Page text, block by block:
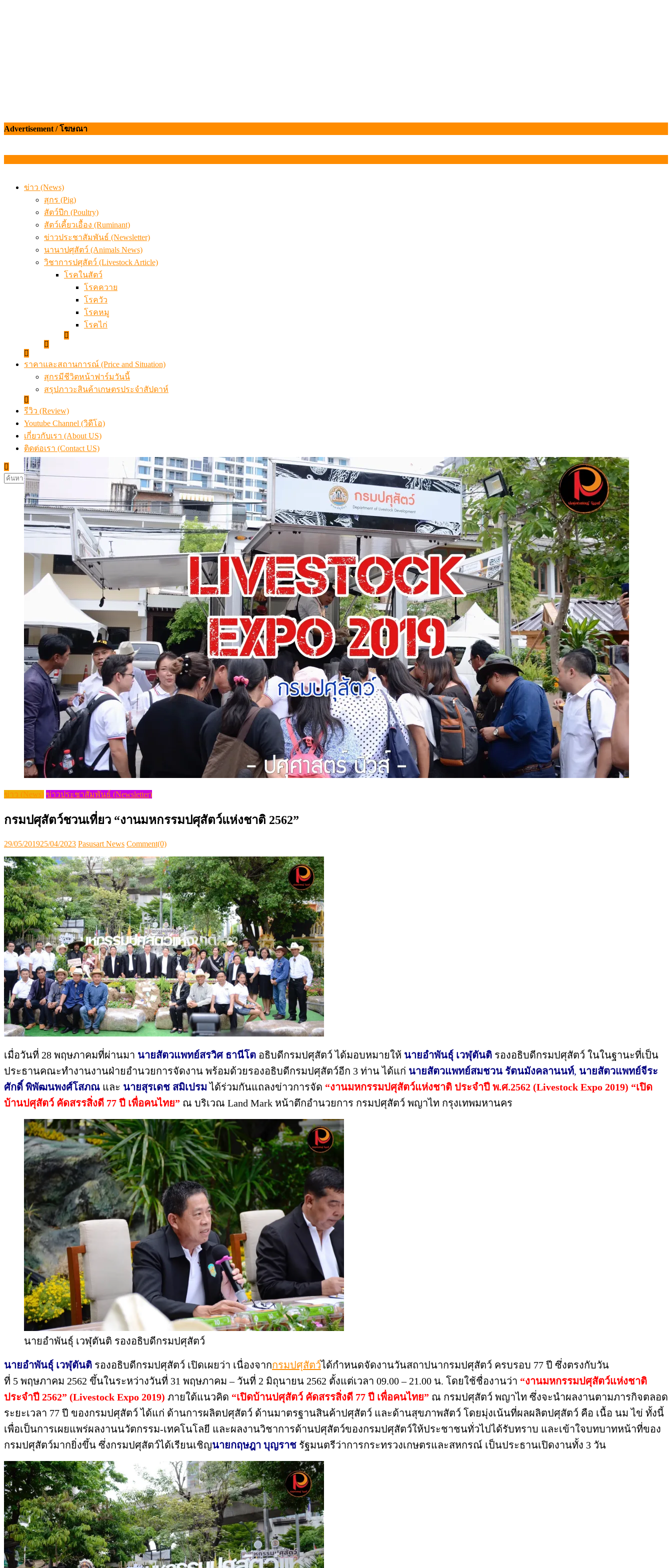
Advertisement / โฆษณา
ข่าว (News)
สุกร (Pig)
สัตว์ปีก (Poultry)
สัตว์เคี้ยวเอื้อง (Ruminant)
ข่าวประชาสัมพันธ์ (Newsletter)
นานาปศุสัตว์ (Animals News)
วิชาการปศุสัตว์ (Livestock Article)
โรคในสัตว์
โรคควาย
โรควัว
โรคหมู
โรคไก่
ราคาและสถานการณ์ (Price and Situation)
สุกรมีชีวิตหน้าฟาร์มวันนี้
สรุปภาวะสินค้าเกษตรประจำสัปดาห์
รีวิว (Review)
Youtube Channel (วิดีโอ)
เกี่ยวกับเรา (About US)
ติดต่อเรา (Contact US)
ค้นหา
สำหรับ:
ข่าว (News) ข่าวประชาสัมพันธ์ (Newsletter)
กรมปศุสัตว์ชวนเที่ยว “งานมหกรรมปศุสัตว์แห่งชาติ 2562”
Posted
29/05/201925/04/2023 Author
Pasusart News Comment(0)
เมื่อวันที่ 28 พฤษภาคมที่ผ่านมา นายสัตวแพทย์สรวิศ ธานีโต อธิบดีกรมปศุสัตว์ ได้มอบหมายให้ นายอำพันธุ์ เวฬุตันติ รองอธิบดีกรมปศุสัตว์ ในในฐานะที่เป็น
ประธานคณะทำงานงานฝ่ายอำนวยการจัดงาน พร้อมด้วยรองอธิบดีกรมปศุสัตว์อีก 3 ท่าน ได้แก่ นายสัตวแพทย์สมชวน รัตนมังคลานนท์, นายสัตวแพทย์จีระ
ศักดิ์ พิพัฒนพงศ์โสภณ และ นายสุรเดช สมิเปรม ได้ร่วมกันแถลงข่าวการจัด “งานมหกรรมปศุสัตว์แห่งชาติ ประจำปี พ.ศ.2562 (Livestock Expo 2019) “เปิด
บ้านปศุสัตว์ คัดสรรสิ่งดี 77 ปี เพื่อคนไทย” ณ บริเวณ Land Mark หน้าตึกอำนวยการ กรมปศุสัตว์ พญาไท กรุงเทพมหานคร
นายอำพันธุ์ เวฬุตันติ รองอธิบดีกรมปศุสัตว์
นายอำพันธุ์ เวฬุตันติ รองอธิบดีกรมปศุสัตว์ เปิดเผยว่า เนื่องจากกรมปศุสัตว์ได้กำหนดจัดงานวันสถาปนากรมปศุสัตว์ ครบรอบ 77 ปี ซึ่งตรงกับวัน
ที่ 5 พฤษภาคม 2562 ขึ้นในระหว่างวันที่ 31 พฤษภาคม – วันที่ 2 มิถุนายน 2562 ตั้งแต่เวลา 09.00 – 21.00 น. โดยใช้ชื่องานว่า “งานมหกรรมปศุสัตว์แห่งชาติ
ประจำปี 2562” (Livestock Expo 2019) ภายใต้แนวคิด “เปิดบ้านปศุสัตว์ คัดสรรสิ่งดี 77 ปี เพื่อคนไทย” ณ กรมปศุสัตว์ พญาไท ซึ่งจะนำผลงานตามภารกิจตลอด
ระยะเวลา 77 ปี ของกรมปศุสัตว์ ได้แก่ ด้านการผลิตปศุสัตว์ ด้านมาตรฐานสินค้าปศุสัตว์ และด้านสุขภาพสัตว์ โดยมุ่งเน้นที่ผลผลิตปศุสัตว์ คือ เนื้อ นม ไข่ ทั้งนี้
เพื่อเป็นการเผยแพร่ผลงานนวัตกรรม-เทคโนโลยี และผลงานวิชาการด้านปศุสัตว์ของกรมปศุสัตว์ให้ประชาชนทั่วไปได้รับทราบ และเข้าใจบทบาทหน้าที่ของ
กรมปศุสัตว์มากยิ่งขึ้น ซึ่งกรมปศุสัตว์ได้เรียนเชิญนายกฤษฎา บุญราช รัฐมนตรีว่าการกระทรวงเกษตรและสหกรณ์ เป็นประธานเปิดงานทั้ง 3 วัน